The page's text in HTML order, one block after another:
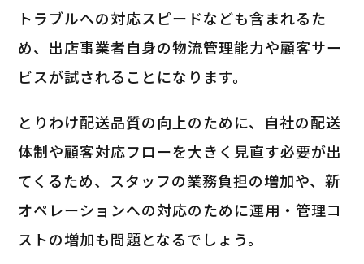
トラブルへの対応スピードなども含まれるた
め、出店事業者自身の物流管理能力や顧客サー
ビスが試されることになります。
とりわけ配送品質の向上のために、自社の配送
体制や顧客対応フローを大きく見直す必要が出
てくるため、スタッフの業務負担の増加や、新
オペレーションへの対応のために運用・管理コ
ストの増加も問題となるでしょう。